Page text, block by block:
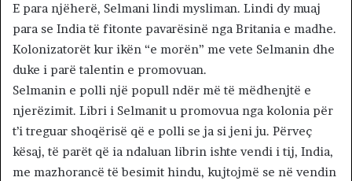
E para njëherë, Selmani lindi mysliman. Lindi dy muaj
para se India të fitonte pavarësinë nga Britania e madhe.
Kolonizatorët kur ikën “e morën” me vete Selmanin dhe
duke i parë talentin e promovuan.
Selmanin e polli një popull ndër më të mëdhenjtë e
njerëzimit. Libri i Selmanit u promovua nga kolonia për
t’i treguar shoqërisë që e polli se ja si jeni ju. Përveç
kësaj, të parët që ia ndaluan librin ishte vendi i tij, India,
me mazhorancë të besimit hindu, kujtojmë se në vendin